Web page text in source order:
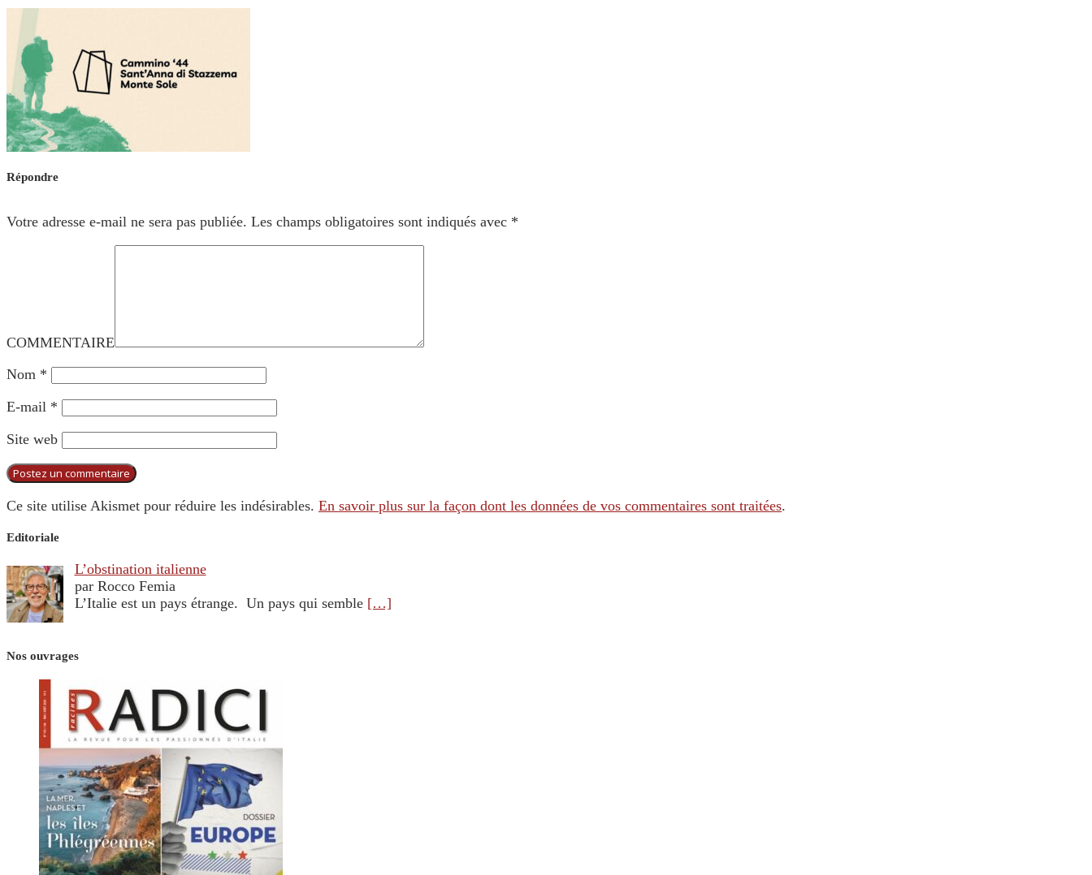
Répondre
Votre adresse e-mail ne sera pas publiée. Les champs obligatoires sont indiqués avec *
COMMENTAIRE
Nom *
E-mail *
Site web
Ce site utilise Akismet pour réduire les indésirables. En savoir plus sur la façon dont les données de vos commentaires sont traitées.
Editoriale
L’obstination italienne
par Rocco Femia
L’Italie est un pays étrange. Un pays qui semble […]
Nos ouvrages